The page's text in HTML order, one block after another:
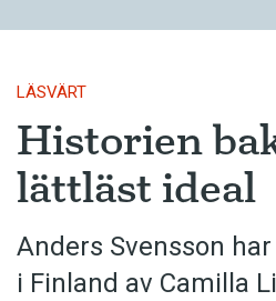
LÄSVÄRT
Historien
lättläst ideal
Anders Svensson
i Finland av Camilla